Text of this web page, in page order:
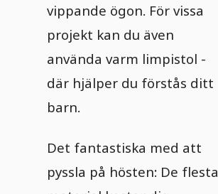
vippande ögon. För vissa
projekt kan du även
använda varm limpistol -
där hjälper du förstås ditt
barn.
Det fantastiska med att
pyssla på hösten: De flesta